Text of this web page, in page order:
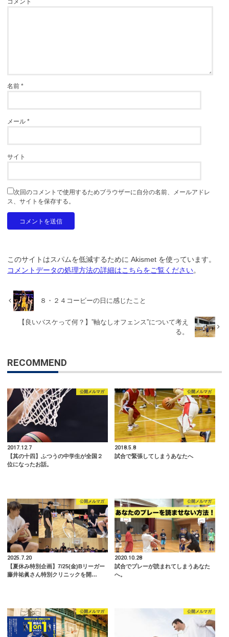
コメント
名前*
メール*
サイト
次回のコメントで使用するためブラウザーに自分の名前、メールアドレ
ス、サイトを保存する。
このサイトはスパムを低減するために Akismet を使っています。
コメントデータの処理方法の詳細はこちらをご覧ください。
８・２４コービーの日に感じたこと
【良いバスケって何？】”軸なしオフェンス”について考え
る。
RECOMMEND
公開メルマガ
2017.12.7
【其の十四】ふつうの中学生が全国２
位になったお話。
公開メルマガ
2018.5.8
試合で緊張してしまうあなたへ
公開メルマガ
2025.7.20
【夏休み特別企画】7/25(金)Bリーガー
藤井祐眞さん特別クリニックを開…
公開メルマガ
2020.10.28
試合でプレーが読まれてしまうあなた
へ。
公開メルマガ 公開メルマガ